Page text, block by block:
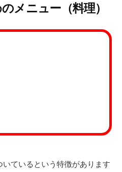
メニュー（料理）
ているという特徴があります